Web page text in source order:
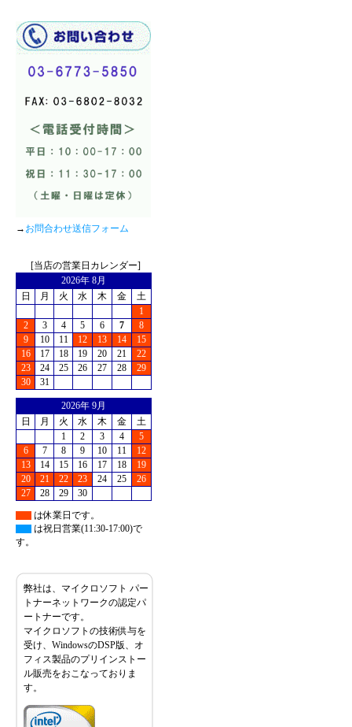
→ お問合わせ送信フォーム
[当店の営業日カレンダー]
2026年 8月
日
月 火 水 木 金
土
1
2
3 4 5 6 7
8
9
10 11 12 13 14
15
16
17 18 19 20 21
22
23
24 25 26 27 28
29
30
31
2026年 9月
日
月 火 水 木 金
土
1
2 3 4
5
6
7 8 9 10 11
12
13
14 15 16 17 18
19
20
21 22 23 24 25
26
27
28 29
30
は休業日です。
は祝日営業(11:30-17:00)で
す。
弊社は、マイクロソフト パー
トナーネットワークの認定パ
ートナーです。
マイクロソフトの技術供与を
受け、WindowsのDSP版、オ
フィス製品のプリインストー
ル販売をおこなっておりま
す。